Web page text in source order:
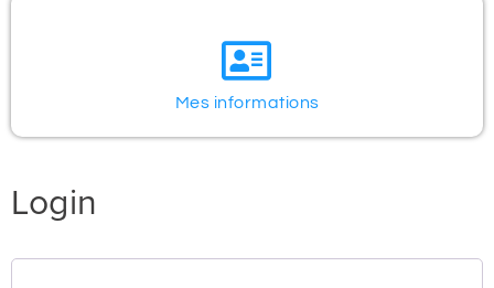
Mes informations
Login